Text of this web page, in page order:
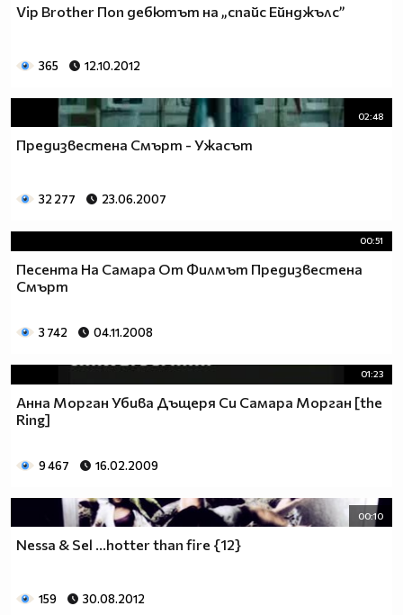
Vip Brother Поп дебютът на „спайс Ейнджълс”
365 12.10.2012
02:48
Предизвестена Смърт - Ужасът
32 277 23.06.2007
00:51
Песента На Самара От Филмът Предизвестeна
Смърт
3 742 04.11.2008
01:23
Анна Морган Убива Дъщеря Си Самара Морган [the
Ring]
9 467 16.02.2009
00:10
Nessa & Sel ...hotter than fire {12}
159 30.08.2012